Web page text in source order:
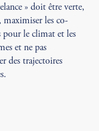
» doit être verte,
maximiser les co-
pour le climat et les
et ne pas
des trajectoires